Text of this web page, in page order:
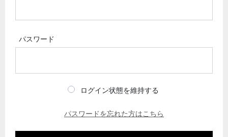
パスワード
ログイン状態を維持する
パスワードを忘れた方はこちら